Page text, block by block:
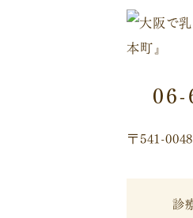
〒541-
診